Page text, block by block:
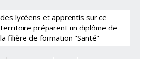
des lycéens et apprentis sur ce
territoire préparent un diplôme de
la filière de formation "Santé"